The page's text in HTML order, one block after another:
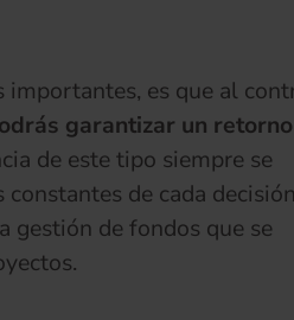
es que al
garantizar un
de este tipo siempre se
de cada decisión
gestión de fondos que se